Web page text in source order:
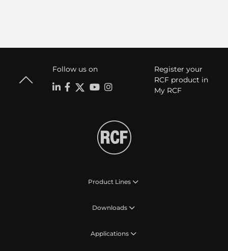
Follow us on
Register your
RCF product in
My RCF
Product Lines
Downloads
Applications